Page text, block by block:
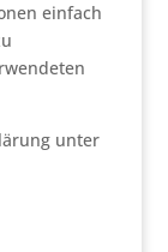
einfach
unter